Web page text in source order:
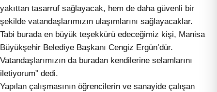
yakıttan tasarruf sağlayacak, hem de daha güvenli bir
şekilde vatandaşlarımızın ulaşımlarını sağlayacaklar.
Tabi burada en büyük teşekkürü edeceğimiz kişi, Manisa
Büyükşehir Belediye Başkanı Cengiz Ergün’dür.
Vatandaşlarımızın da buradan kendilerine selamlarını
iletiyorum” dedi.
Yapılan çalışmasının öğrencilerin ve sanayide çalışan